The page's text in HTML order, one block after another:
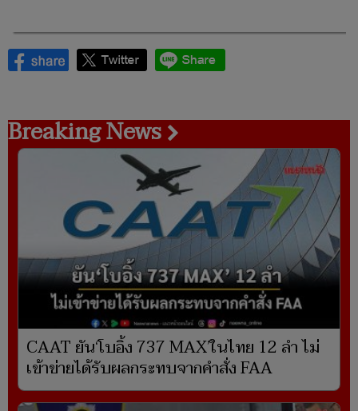
Breaking News
CAAT ยัน‘โบอิ้ง 737 MAX’ในไทย 12 ลำ ไม่
เข้าข่ายได้รับผลกระทบจากคำสั่ง FAA